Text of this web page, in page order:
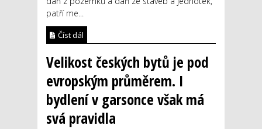
patří me...
Číst dál
Velikost českých bytů je pod
evropským průměrem. I
bydlení v garsonce však má
svá pravidla